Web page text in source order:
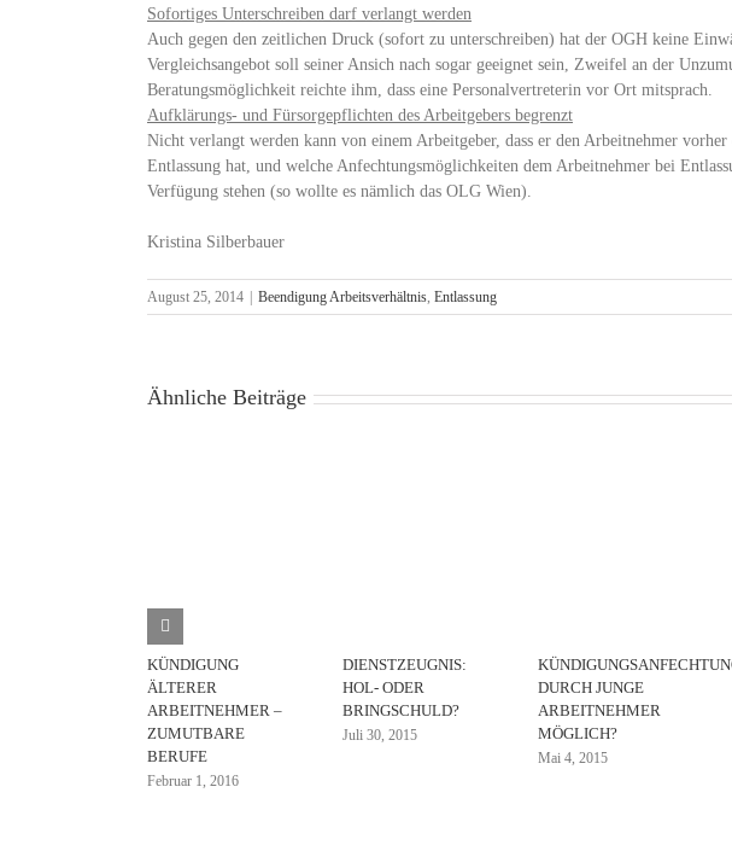
Sofortiges Unterschreiben darf verlangt werden
Auch gegen den zeitlichen Druck (sofort zu unterschreiben) hat der OGH keine
Vergleichsangebot soll seiner Ansich nach sogar geeignet sein, Zweifel an der
Beratungsmöglichkeit reichte ihm, dass eine Personalvertreterin vor Ort mitsprach.
Aufklärungs- und Fürsorgepflichten des Arbeitgebers begrenzt
Nicht verlangt werden kann von einem Arbeitgeber, dass er den Arbeitnehmer
Entlassung hat, und welche Anfechtungsmöglichkeiten dem Arbeitnehmer bei
Verfügung stehen (so wollte es nämlich das OLG Wien).
Kristina Silberbauer
August 25, 2014 Beendigung Arbeitsverhältnis, Entlassung
Ähnliche Beiträge
KÜNDIGUNG
ÄLTERER
ARBEITNEHMER –
ZUMUTBARE
BERUFE
Februar 1, 2016
DIENSTZEUGNIS:
HOL- ODER
BRINGSCHULD?
Juli 30, 2015
DURCH JUNGE
ARBEITNEHMER
MÖGLICH?
Mai 4, 2015